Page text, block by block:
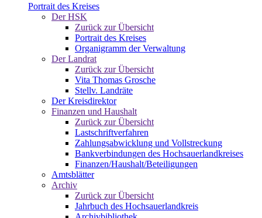
Portrait des Kreises
Der HSK
Zurück zur Übersicht
Portrait des Kreises
Organigramm der Verwaltung
Der Landrat
Zurück zur Übersicht
Vita Thomas Grosche
Stellv. Landräte
Der Kreisdirektor
Finanzen und Haushalt
Zurück zur Übersicht
Lastschriftverfahren
Zahlungsabwicklung und Vollstreckung
Bankverbindungen des Hochsauerlandkreises
Finanzen/Haushalt/Beteiligungen
Amtsblätter
Archiv
Zurück zur Übersicht
Jahrbuch des Hochsauerlandkreis